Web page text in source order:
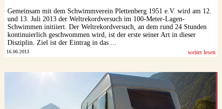
Gemeinsam mit dem Schwimmverein Plettenberg 1951 e.V. wird am 12.
und 13. Juli 2013 der Weltrekordversuch im 100-Meter-Lagen-
Schwimmen initiiert. Der Weltrekordversuch, an dem rund 24 Stunden
kontinuierlich geschwommen wird, ist der erste seiner Art in dieser
Disziplin. Ziel ist der Eintrag in das ...
16.06.2013 weiter lesen